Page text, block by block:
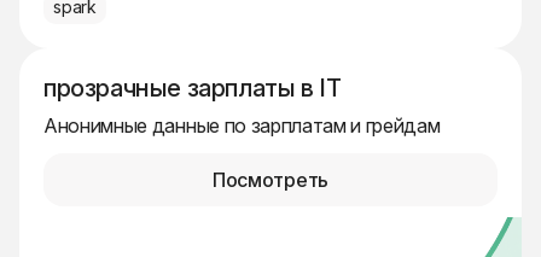
spark
прозрачные зарплаты в IT
Анонимные данные по зарплатам и грейдам
Посмотреть